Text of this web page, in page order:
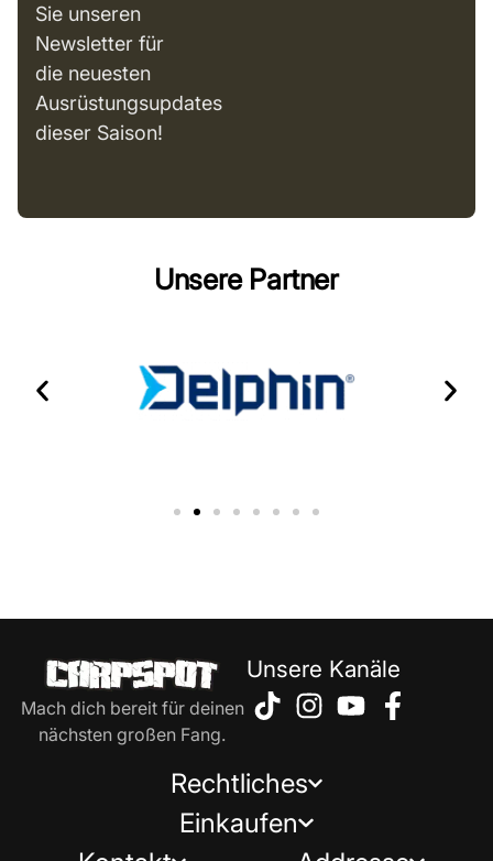
Sie unseren
Newsletter für
die neuesten
Ausrüstungsupdates
dieser Saison!
Unsere Partner
Mach dich bereit für deinen
nächsten großen Fang.
Unsere Kanäle
Rechtliches
Einkaufen